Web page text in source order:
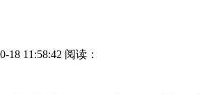
18 11:58:42 阅读：